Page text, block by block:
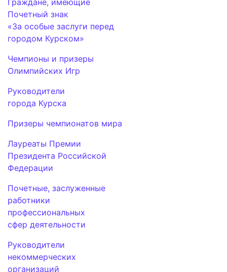
Граждане, имеющие
Почетный знак
«За особые заслуги перед
городом Курском»
Чемпионы и призеры
Олимпийских Игр
Руководители
города Курска
Призеры чемпионатов мира
Лауреаты Премии
Президента Российской
Федерации
Почетные, заслуженные
работники
профессиональных
сфер деятельности
Руководители
некоммерческих
организаций